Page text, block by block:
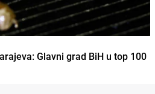
Glavni grad BiH u top 100